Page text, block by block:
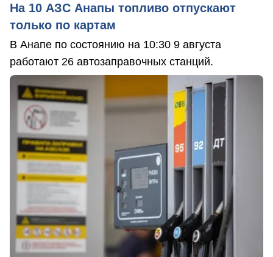
На 10 АЗС Анапы топливо отпускают
только по картам
В Анапе по состоянию на 10:30 9 августа
работают 26 автозаправочных станций.